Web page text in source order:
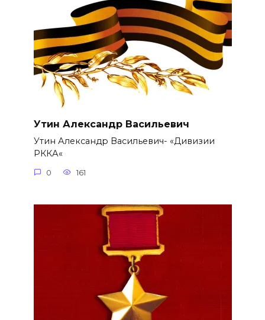
Утин Александр Васильевич
Утин Александр Васильевич- «Дивизии
РККА«
0 161